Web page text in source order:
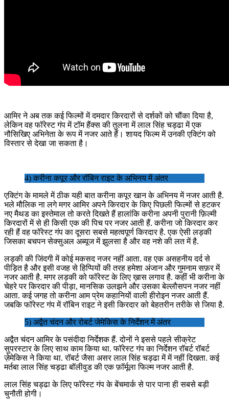
आमिर ने अब तक कई फिल्मों में दमदार किरदारों से दर्शकों को चौंका दिया है,
लेकिन वह फॉरेस्ट गंप में टॉम हैंक्स की तुलना में लाल सिंह चड्ढा में एक
नौसिखिए अभिनेता के रूप में नजर आते हैं। शायद फिल्म में उनकी एक्टिंग को
विस्तार से देखा जा सकता है।
4) करीना कपूर और रॉबिन राइट के अभिनय में अंतर
एक्टिंग के मामले में ठीक यही बात करीना कपूर खान के अभिनय में नजर आती है.
भले मौलिक ना लगे मगर आमिर अपने किरदार के किए पिछली फिल्मों से हटकर
नए मैथड का इस्तेमाल तो करते दिखते हैं हालांकि करीना अपनी पुरानी फ़िल्मी
किरदारों में से ही किसी एक की पिच पर नजर आती हैं. करीना जो किरदार कर
रही हैं वह फॉरेस्ट गंप का दूसरा सबसे महत्वपूर्ण किरदार है. एक ऐसी लड़की
जिसका बचपन सेक्सुअल अब्यूज में झुलसा है और वह नशे की लत में है.
लड़की की जिंदगी में कोई मकसद नजर नहीं आता. वह एक असहनीय दर्द से
पीड़ित है और इसी वजह से हिप्पियों की तरह हमेशा अंजान और गुमनाम सफ़र में
नजर आती है. मगर लड़की को फॉरेस्ट के लिए ख़ास लगाव है. कहीं भी करीना के
चेहरे पर किरदार की पीड़ा, मानसिक उलझने और उसका बेल्लौसपन नजर नहीं
आता. कई जगह तो करीना आम प्रेम कहानियों वाली हीरोइन नजर आती हैं.
जबकि फॉरेस्ट गंप में रॉबिन राइट ने इसी किरदार को बेहतरीन तरीके से जिया है.
5) अद्वैत चंदन और रोबर्ट जेमेकिस के निर्देशन में अंतर
अद्वैत चंदन आमिर के पसंदीदा निर्देशक हैं. दोनों ने इससे पहले सीक्रेट
सुपरस्टार के लिए साथ काम किया था. फॉरेस्ट गंप का निर्देशन रॉबर्ट रॉबर्ट
ज़ेमेकिस ने किया था. रॉबर्ट जैसा असर लाल सिंह चड्ढा में में नहीं दिखता. कई
मर्तबा लाल सिंह चड्ढा बॉलीवुड की एक फ़ॉर्मूला फिल्म नजर आती है.
लाल सिंह चड्ढा के लिए फॉरेस्ट गंप के बेंचमार्क से पार पाना ही सबसे बड़ी
चुनौती होगी।